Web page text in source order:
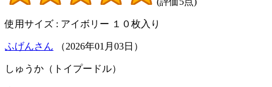
使用サイズ : アイボリー １０枚入り
ふげんさん （2026年01 月 03日）
しゅうか（トイプードル）